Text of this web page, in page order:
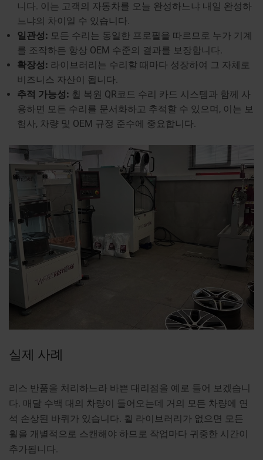
니다. 이는 고객의 자동차를 오늘 완성하느냐 내일 완성하
느냐의 차이일 수 있습니다.
일관성: 모든 수리는 동일한 프로필을 따르므로 누가 기계
를 조작하든 항상 OEM 수준의 결과를 보장합니다.
확장성: 라이브러리는 수리할 때마다 성장하여 그 자체로
비즈니스 자산이 됩니다.
추적 가능성: 휠 복원 QR코드 수리 카드 시스템과 함께 사
용하면 모든 수리를 문서화하고 추적할 수 있으며, 이는 보
험사, 차량 및 OEM 규정 준수에 중요합니다.
실제 사례
리스 반품을 처리하느라 바쁜 대리점을 예로 들어 보겠습니
다. 매달 수백 대의 차량이 들어오는데 거의 모든 차량에 연
석 손상된 바퀴가 있습니다. 휠 라이브러리가 없으면 모든
휠을 개별적으로 스캔해야 하므로 작업마다 귀중한 시간이
추가됩니다.